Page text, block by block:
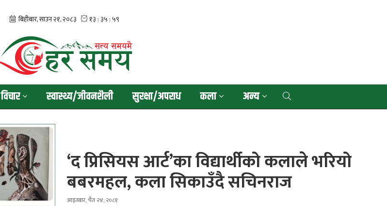
विचार स्वास्थ्य/जीवनशैली सुरक्षा/अपराध कला अन्य
‘द प्रिसियस आर्ट’का विद्यार्थीको कलाले भरियो
बबरमहल, कला सिकाउँदै सचिनराज
आइतबार, चैत २४, २०८१